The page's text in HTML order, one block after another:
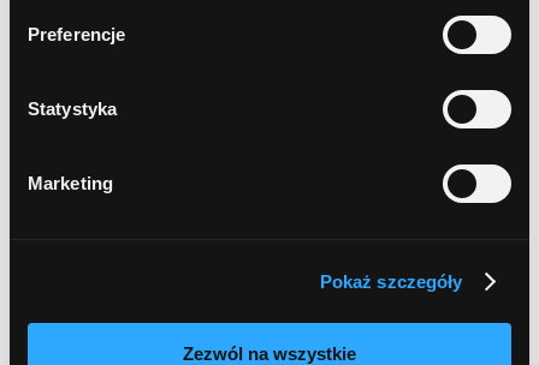
Preferencje
Statystyka
Marketing
Pokaż szczegóły
Zezwól na wszystkie
Kremy do rąk
SOLE i ZIOŁA DO KĄPIELI